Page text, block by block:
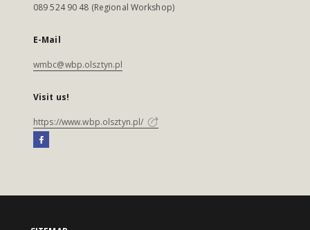
089 524 90 48 (Regional Workshop)
E-Mail
wmbc@wbp.olsztyn.pl
Visit us!
https://www.wbp.olsztyn.pl/